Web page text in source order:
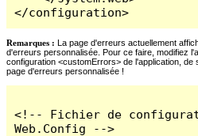
</configuration>
Remarques : La page d'erreurs actuellement
d'erreurs personnalisée. Pour ce faire, modifiez
configuration <customErrors> de l'application,
page d'erreurs personnalisée !
<!-- Fichier de
Web.Config -->